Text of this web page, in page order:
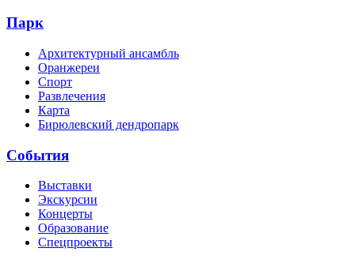
Парк
Архитектурный ансамбль
Оранжереи
Спорт
Развлечения
Карта
Бирюлевский дендропарк
События
Выставки
Экскурсии
Концерты
Образование
Спецпроекты